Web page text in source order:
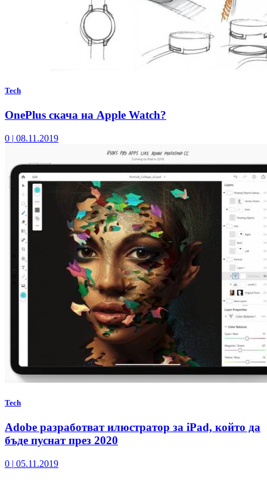
Tech
OnePlus скача на Apple Watch?
0 | 08.11.2019
Tech
Adobe разработват илюстратор за iPad, който да
бъде пуснат през 2020
0 | 05.11.2019